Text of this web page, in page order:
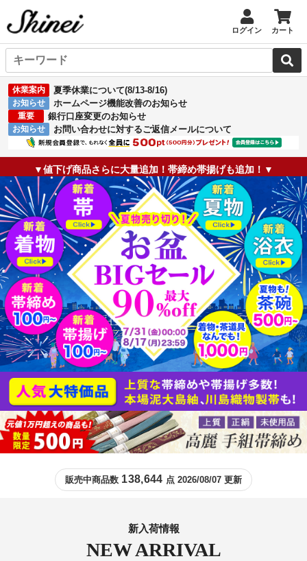
ログイン カート
休業案内 夏季休業について(8/13-8/16)
お知らせ ホームページ機能改善のお知らせ
重要 銀行口座変更のお知らせ
お知らせ お問い合わせに対するご返信メールについて
▼値下げ商品さらに大量追加！帯締め帯揚げも追加！▼
販売中商品数 138,644 点 2026/08/07 更新
NEW ARRIVAL
新入荷情報